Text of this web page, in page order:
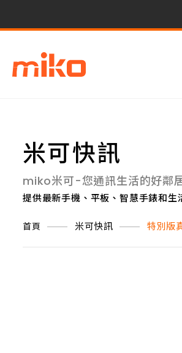
米可快訊
miko米可-您通訊生活的好鄰
提供最新手機、平板、智慧手錶和
首頁 米可快訊 特別版